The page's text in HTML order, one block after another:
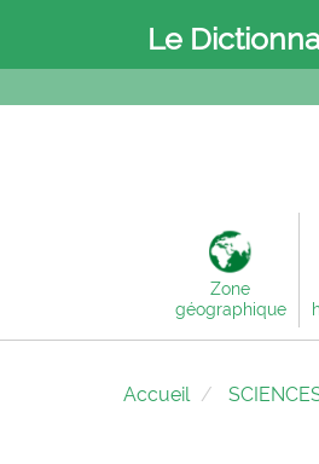
Le
Zone
géographique
Accueil